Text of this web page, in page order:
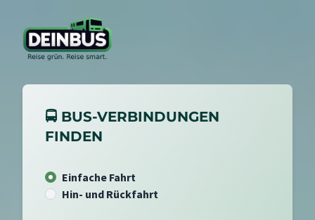
🚍 BUS-VERBINDUNGEN
FINDEN
Einfache Fahrt
Hin- und Rückfahrt